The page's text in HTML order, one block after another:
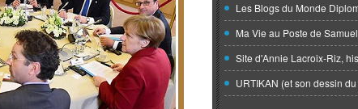
Les Blogs du Monde
Ma Vie au Poste de
Site d'Annie Lacroix-Riz,
URTIKAN (et son dessin